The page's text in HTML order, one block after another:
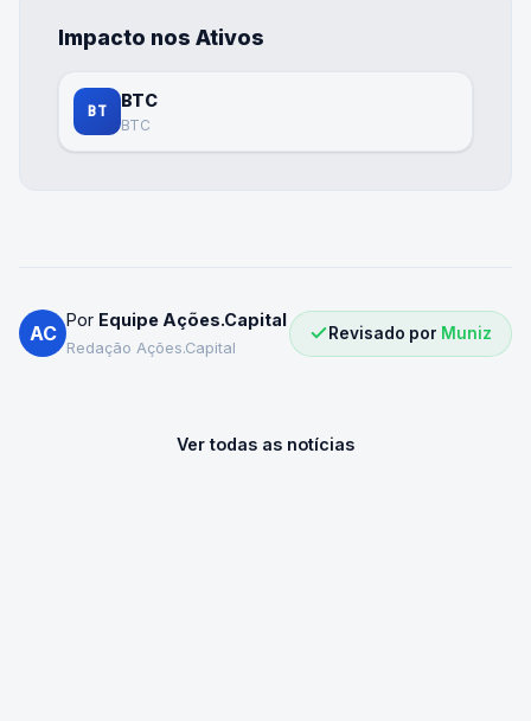
Impacto nos Ativos
BT
BTC
BTC
AC
Por Equipe Ações.Capital
Redação Ações.Capital
Revisado por Muniz
Ver todas as notícias